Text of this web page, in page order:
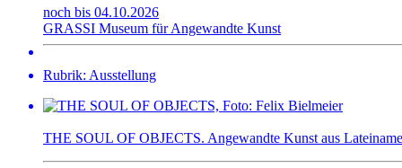
noch bis 04.10.2026
GRASSI Museum für Angewandte Kunst
Rubrik: Ausstellung
THE SOUL OF OBJECTS. Angewandte Kunst aus